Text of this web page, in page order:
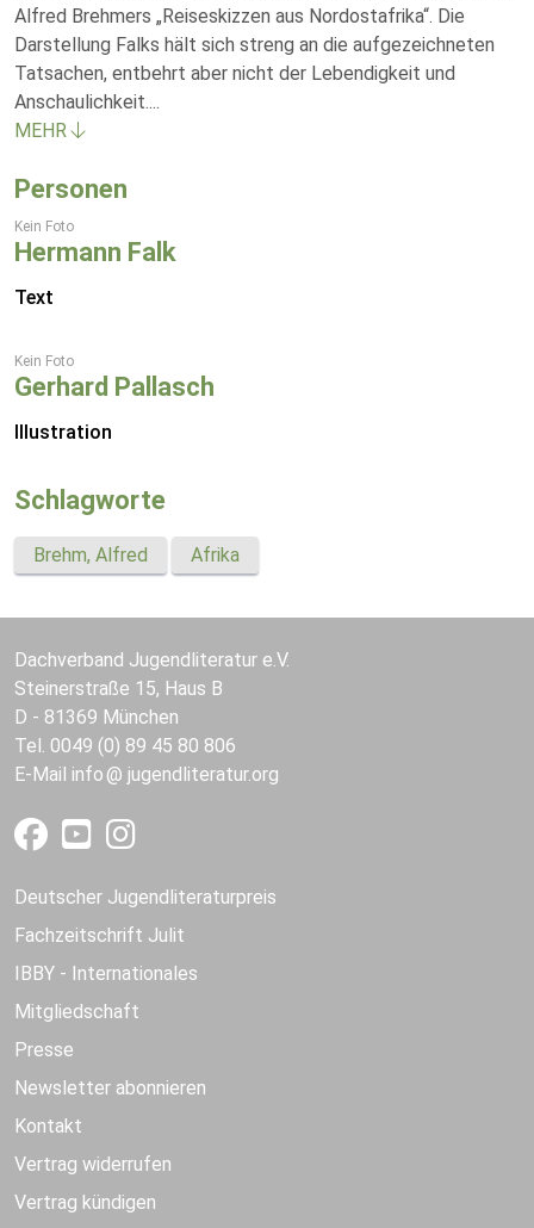
Alfred Brehmers „Reiseskizzen aus Nordostafrika“. Die
Darstellung Falks hält sich streng an die aufgezeichneten
Tatsachen, entbehrt aber nicht der Lebendigkeit und
Anschaulichkeit....
MEHR
Personen
Kein Foto
Hermann Falk
Text
Kein Foto
Gerhard Pallasch
Illustration
Schlagworte
Brehm, Alfred Afrika
Dachverband Jugendliteratur e.V.
Steinerstraße 15, Haus B
D - 81369 München
Tel. 0049 (0) 89 45 80 806
E-Mail info jugendliteratur.org
Deutscher Jugendliteraturpreis
Fachzeitschrift Julit
IBBY - Internationales
Mitgliedschaft
Presse
Newsletter abonnieren
Kontakt
Vertrag widerrufen
Vertrag kündigen